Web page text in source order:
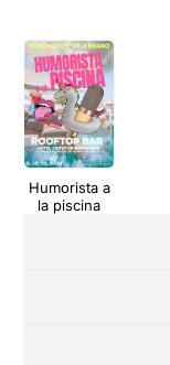
Humorista a
la piscina